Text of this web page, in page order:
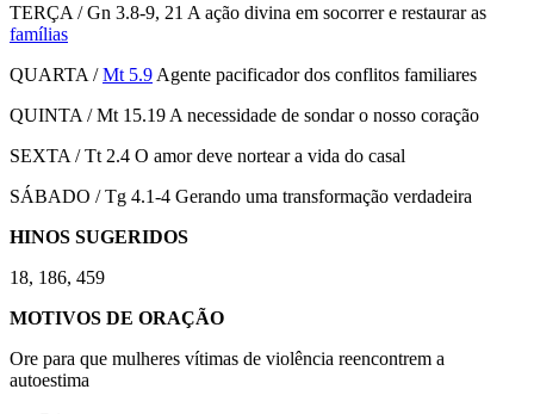
TERÇA / Gn 3.8-9, 21 A ação divina em socorrer e restaurar as
famílias
QUARTA /Mt 5.9 Agente pacificador dos conflitos familiares
QUINTA / Mt 15.19 A necessidade de sondar o nosso coração
SEXTA / Tt 2.4 O amor deve nortear a vida do casal
SÁBADO / Tg 4.1-4 Gerando uma transformação verdadeira
HINOS SUGERIDOS
18, 186, 459
MOTIVOS DE ORAÇÃO
Ore para que mulheres vítimas de violência reencontrem a
autoestima